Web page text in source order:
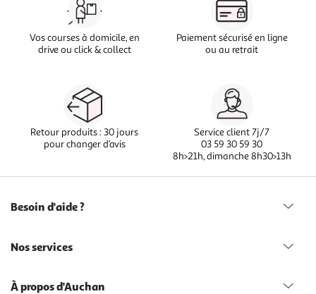
Vos courses à domicile, en
drive ou click & collect
Paiement sécurisé en ligne
ou au retrait
Retour produits : 30 jours
pour changer d’avis
Service client 7j/7
03 59 30 59 30
8h>21h, dimanche 8h30>13h
Besoin d'aide ?
Nos services
À propos d'Auchan